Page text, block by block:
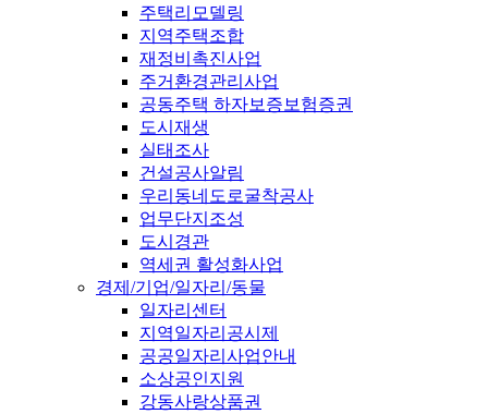
주택리모델링
지역주택조합
재정비촉진사업
주거환경관리사업
공동주택 하자보증보험증권
도시재생
실태조사
건설공사알림
우리동네도로굴착공사
업무단지조성
도시경관
역세권 활성화사업
경제/기업/일자리/동물
일자리센터
지역일자리공시제
공공일자리사업안내
소상공인지원
강동사랑상품권